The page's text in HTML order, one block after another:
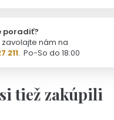
poradiť?
nám na
211. Po-So do 18:00
tiež zakúpili